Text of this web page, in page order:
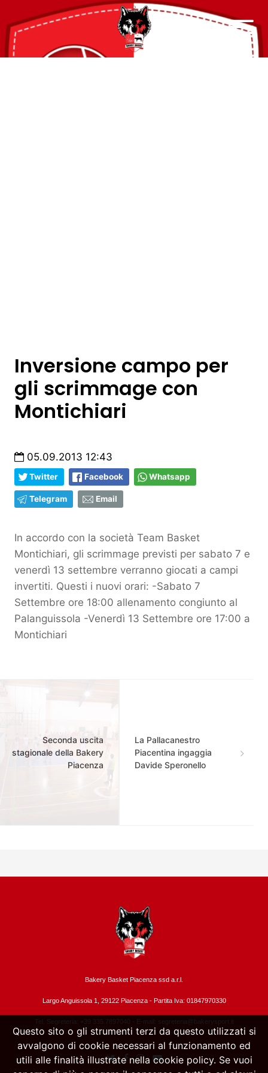
Inversione campo per
gli scrimmage con
Montichiari
05.09.2013 12:43
Twitter Facebook Whatsapp
Telegram Email
In accordo con la società Team Basket
Montichiari, gli scrimmage previsti per sabato 7 e
venerdì 13 settembre verranno giocati a campi
invertiti. Questi i nuovi orari: -Sabato 7
Settembre ore 18:00 allenamento congiunto al
Palanguissola -Venerdì 13 Settembre ore 17:00 a
Montichiari
Seconda uscita
stagionale della Bakery
Piacenza
La Pallacanestro
Piacentina ingaggia
Davide Speronello
Bakery Basket Piacenza ssd a.r.l.
Largo Anguissola 1, 29122 Piacenza - Partita Iva: 01847970330
Tel. Segreteria: +39 335.7897040 - E-mail: segreteria@bakerysport.it
Questo sito o gli strumenti terzi da questo utilizzati si
avvalgono di cookie necessari al funzionamento ed
utili alle finalità illustrate nella cookie policy. Se vuoi